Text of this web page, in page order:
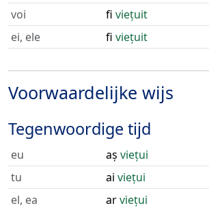
voi
fi viețuit
ei, ele
fi viețuit
Voorwaardelijke wijs
Tegenwoordige tijd
eu aș viețui
tu
ai viețui
el, ea
arviețui